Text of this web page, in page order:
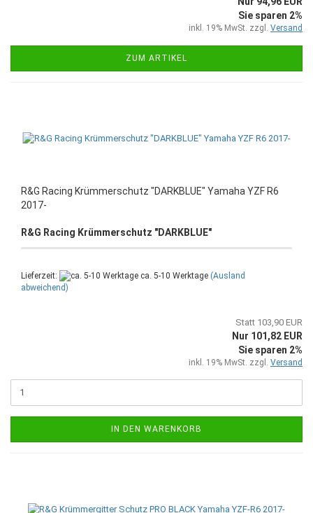
Sie sparen 2%
inkl. 19% MwSt. zzgl. Versand
ZUM ARTIKEL
R&G Racing Krümmerschutz "DARKBLUE" Yamaha YZF R6
2017-
R&G Racing Krümmerschutz "DARKBLUE"
Lieferzeit: ca. 5-10 Werktage (Ausland
abweichend)
Statt 103,90 EUR
Nur 101,82 EUR
Sie sparen 2%
inkl. 19% MwSt. zzgl. Versand
IN DEN WARENKORB